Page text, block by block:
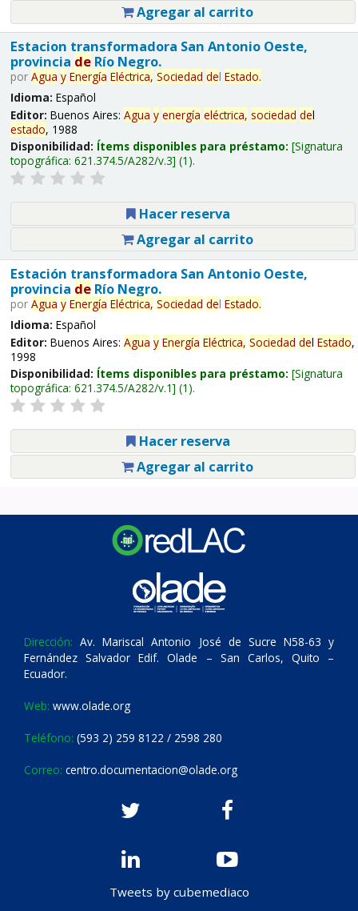
Agregar al carrito
Estacion transformadora San Antonio Oeste,
provincia deRío Negro.
por Agua y Energía Eléctrica, Sociedad del Estado.
Idioma: Español
Editor: Buenos Aires: Agua y energía eléctrica, sociedad del
estado, 1988
Disponibilidad: Ítems disponibles para préstamo: Signatura
topográfica: 621.374.5/A282/v.3 (1).
Hacer reserva
Agregar al carrito
Estación transformadora San Antonio Oeste,
provincia deRío Negro.
por Agua y Energía Eléctrica, Sociedad del Estado.
Idioma: Español
Editor: Buenos Aires: Agua y Energía Eléctrica, Sociedad del Estado,
1998
Disponibilidad: Ítems disponibles para préstamo: Signatura
topográfica: 621.374.5/A282/v.1 (1).
Hacer reserva
Agregar al carrito
Dirección: Av. Mariscal Antonio José de Sucre N58-63 y
Fernández Salvador Edif. Olade – San Carlos, Quito –
Ecuador.
Web: www.olade.org
Teléfono: (593 2) 259 8122 / 2598 280
Correo: centro.documentacion@olade.org
Tweets by cubemediaco